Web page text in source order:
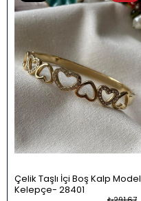
Çelik Taşlı İçi Boş Kalp Model
Kelepçe 28401
Ürün